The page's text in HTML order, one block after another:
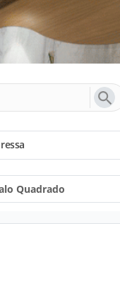
Quadrado